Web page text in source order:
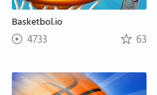
Basketbol.io
4733 63